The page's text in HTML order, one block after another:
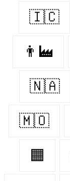
🇮🇨
👨‍🏭
🇳🇦
🇲🇴
🟧